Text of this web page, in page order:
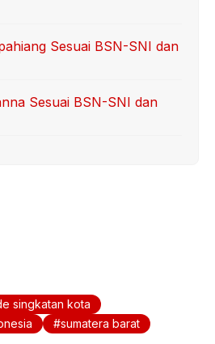
Sesuai BSN-SNI dan
Sesuai BSN-SNI dan
singkatan kota
sumatera barat